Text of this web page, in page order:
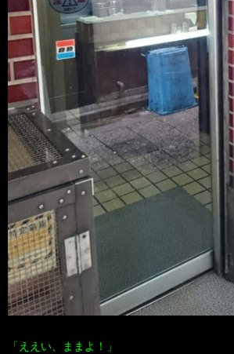
「ええい、ままよ！」